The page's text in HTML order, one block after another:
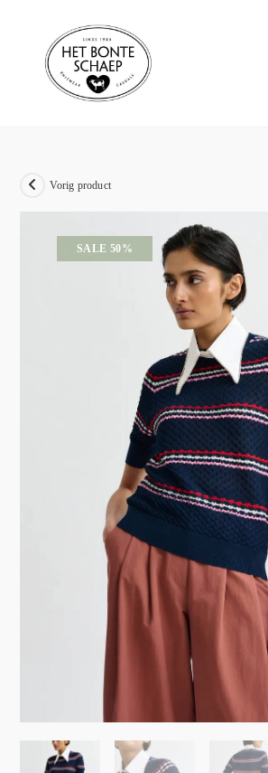
SALE 50%
Vorig product